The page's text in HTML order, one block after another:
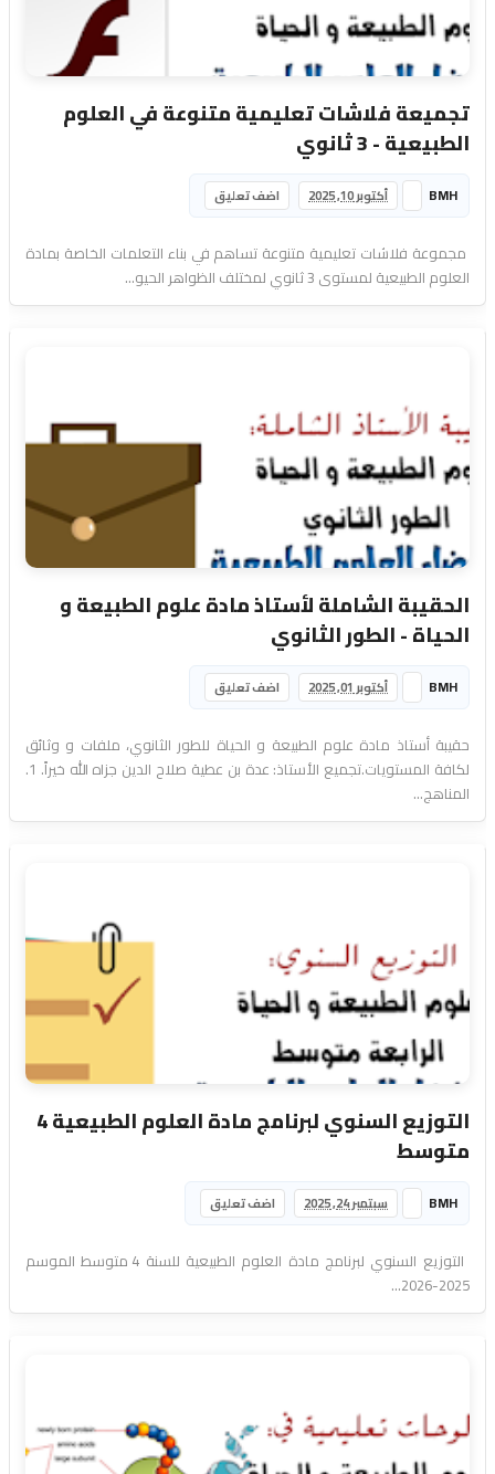
تجميعة فلاشات تعليمية متنوعة في العلوم
الطبيعية - 3 ثانوي
BMH أكتوبر 10, 2025 اضف تعليق
مجموعة فلاشات تعليمية متنوعة تساهم في بناء التعلمات الخاصة بمادة
العلوم الطبيعية لمستوى 3 ثانوي لمختلف الظواهر الحيو...
الحقيبة الشاملة لأستاذ مادة علوم الطبيعة و
الحياة - الطور الثانوي
BMH أكتوبر 01, 2025 اضف تعليق
حقيبة أستاذ مادة علوم الطبيعة و الحياة للطور الثانوي، ملفات و وثائق
لكافة المستويات.تجميع الأستاذ: عدة بن عطية صلاح الدين جزاه الله خيراً. 1.
المناهج...
التوزيع السنوي لبرنامج مادة العلوم الطبيعية 4
متوسط
BMH سبتمبر 24, 2025 اضف تعليق
التوزيع السنوي لبرنامج مادة العلوم الطبيعية للسنة 4 متوسط الموسم
2025-2026...